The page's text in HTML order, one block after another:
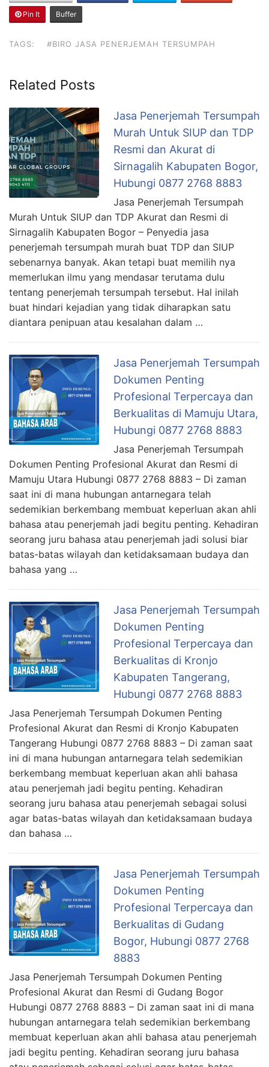
Pin It Buffer
TAGS: #BIRO JASA PENERJEMAH TERSUMPAH
Related Posts
Jasa Penerjemah Tersumpah
Murah Untuk SIUP dan TDP
Resmi dan Akurat di
Sirnagalih Kabupaten Bogor,
Hubungi 0877 2768 8883
Jasa Penerjemah Tersumpah
Murah Untuk SIUP dan TDP Akurat dan Resmi di
Sirnagalih Kabupaten Bogor – Penyedia jasa
penerjemah tersumpah murah buat TDP dan SIUP
sebenarnya banyak. Akan tetapi buat memilih nya
memerlukan ilmu yang mendasar terutama dulu
tentang penerjemah tersumpah tersebut. Hal inilah
buat hindari kejadian yang tidak diharapkan satu
diantara penipuan atau kesalahan dalam …
Jasa Penerjemah Tersumpah
Dokumen Penting
Profesional Terpercaya dan
Berkualitas di Mamuju Utara,
Hubungi 0877 2768 8883
Jasa Penerjemah Tersumpah
Dokumen Penting Profesional Akurat dan Resmi di
Mamuju Utara Hubungi 0877 2768 8883 – Di zaman
saat ini di mana hubungan antarnegara telah
sedemikian berkembang membuat keperluan akan ahli
bahasa atau penerjemah jadi begitu penting. Kehadiran
seorang juru bahasa atau penerjemah jadi solusi biar
batas-batas wilayah dan ketidaksamaan budaya dan
bahasa yang …
Jasa Penerjemah Tersumpah
Dokumen Penting
Profesional Terpercaya dan
Berkualitas di Kronjo
Kabupaten Tangerang,
Hubungi 0877 2768 8883
Jasa Penerjemah Tersumpah Dokumen Penting
Profesional Akurat dan Resmi di Kronjo Kabupaten
Tangerang Hubungi 0877 2768 8883 – Di zaman saat
ini di mana hubungan antarnegara telah sedemikian
berkembang membuat keperluan akan ahli bahasa
atau penerjemah jadi begitu penting. Kehadiran
seorang juru bahasa atau penerjemah sebagai solusi
agar batas-batas wilayah dan ketidaksamaan budaya
dan bahasa …
Jasa Penerjemah Tersumpah
Dokumen Penting
Profesional Terpercaya dan
Berkualitas di Gudang
Bogor, Hubungi 0877 2768
8883
Jasa Penerjemah Tersumpah Dokumen Penting
Profesional Akurat dan Resmi di Gudang Bogor
Hubungi 0877 2768 8883 – Di zaman saat ini di mana
hubungan antarnegara telah sedemikian berkembang
membuat keperluan akan ahli bahasa atau penerjemah
jadi begitu penting. Kehadiran seorang juru bahasa